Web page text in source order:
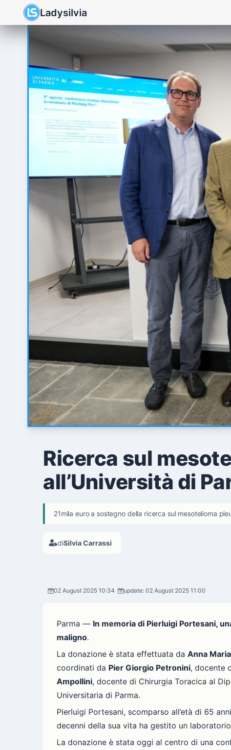
Ladysilvia
Ricerca sul
all’Università di
21mila euro a sostegno della ricerca sul mesotelioma
diSilvia Carrassi
02 August 2025 10:34 update: 02 August 2025 11:00
Parma — In memoria di Pierluigi Portesani,
maligno.
La donazione è stata effettuata da Anna
coordinati da Pier Giorgio Petronini, docente
Ampollini, docente di Chirurgia Toracica al
Universitaria di Parma.
Pierluigi Portesani, scomparso all’età di 65
decenni della sua vita ha gestito un
La donazione è stata oggi al centro di una